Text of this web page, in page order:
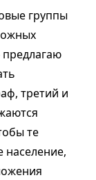
группы
предлагаю
третий и
те